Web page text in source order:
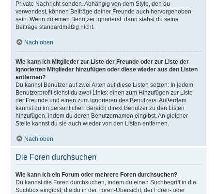
Private Nachricht senden. Abhängig von dem Style, den du
verwendest, können Beiträge deiner Freunde auch hervorgehoben
sein. Wenn du einen Benutzer ignorierst, dann siehst du seine
Beiträge standardmäßig nicht.
Nach oben
Wie kann ich Mitglieder zur Liste der Freunde oder zur Liste der
ignorierten Mitglieder hinzufügen oder diese wieder aus den Listen
entfernen?
Du kannst Benutzer auf zwei Arten auf diese Listen setzen: In jedem
Benutzerprofil siehst du zwei Links: einen zum Hinzufügen zur Liste
der Freunde und einen zum Ignorieren des Benutzers. Außerdem
kannst du im persönlichen Bereich direkt Benutzer zu den Listen
hinzufügen, indem du deren Benutzernamen eingibst. An gleicher
Stelle kannst du sie auch wieder von den Listen entfernen.
Nach oben
Die Foren durchsuchen
Wie kann ich ein Forum oder mehrere Foren durchsuchen?
Du kannst die Foren durchsuchen, indem du einen Suchbegriff in die
Suchbox eingibst, die du in der Foren-Übersicht, der Foren- oder